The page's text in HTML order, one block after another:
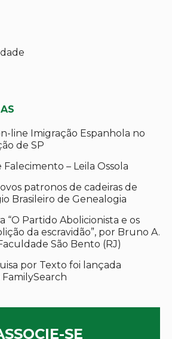
line Imigração Espanhola no
de SP
Falecimento – Leila Ossola
patronos de cadeiras de
Brasileiro de Genealogia
“O Partido Abolicionista e os
da escravidão”, por Bruno A.
São Bento (RJ)
por Texto foi lançada
SE